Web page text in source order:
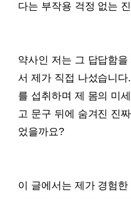
다는 부작용 걱정 없는
약사인 저는 그 답답함
서 제가 직접 나섰습니
를 섭취하며 제 몸의 미
고 문구 뒤에 숨겨진 진짜
었을까요?
이 글에서는 제가 경험